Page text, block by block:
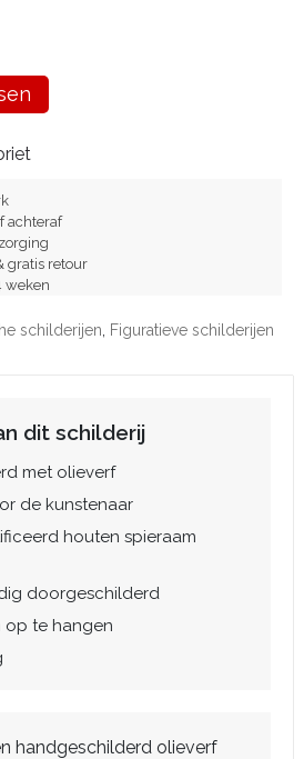
achteraf
gratis retour
weken
schilderijen Figuratieve schilderijen
dit schilderij
met olieverf
de kunstenaar
houten spieraam
doorgeschilderd
op te hangen
handgeschilderd olieverf